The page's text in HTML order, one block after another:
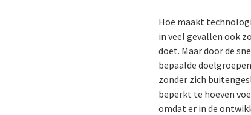
Hoe maakt
in veel gevallen ook
doet. Maar door de
bepaalde
zonder zich
beperkt te hoeven
omdat er in de